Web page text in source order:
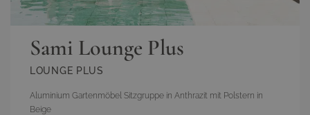
Sami Lounge Plus
LOUNGE PLUS
Aluminium Gartenmöbel Sitzgruppe in Anthrazit mit Polstern in
Beige